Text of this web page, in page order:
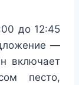
до 12:45
—
включает
песто,